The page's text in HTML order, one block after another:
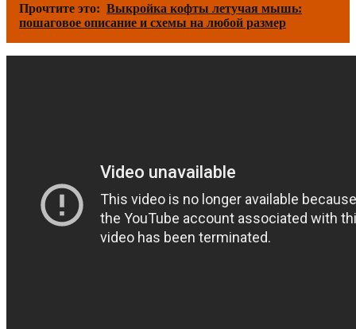
Прочтите это: Выкройка кофты летучая мышь:
пошаговое описание и схемы на любой размер